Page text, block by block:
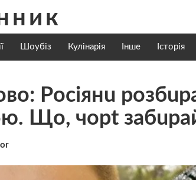
Шоубіз Кулінарія Інше Історія
Рoсiянu
Щo, чopt